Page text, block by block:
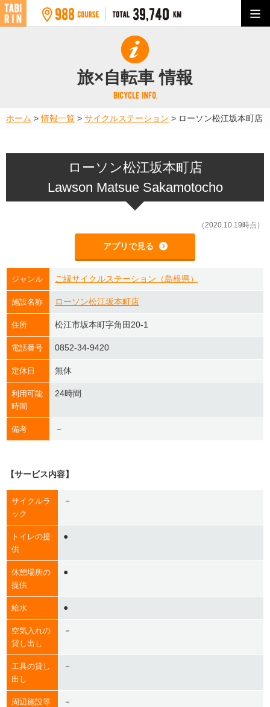
旅×自転車 情報
ホーム >情報一覧 > サイクルステーション > ローソン松江坂本町店
ローソン松江坂本町店
Lawson Matsue Sakamotocho
（2020.10.19時点）
アプリで見る
ジャンル ご縁サイクルステーション（島根県）
施設名称 ローソン松江坂本町店
住所 松江市坂本町字角田20-1
電話番号 0852-34-9420
定休日 無休
利用可能
時間
24時間
備考 －
【サービス内容】
サイクルラ
ック
－
トイレの提
供
●
休憩場所の
提供
●
給水 ●
空気入れの
貸し出し
－
工具の貸し
出し
－
周辺施設等
－